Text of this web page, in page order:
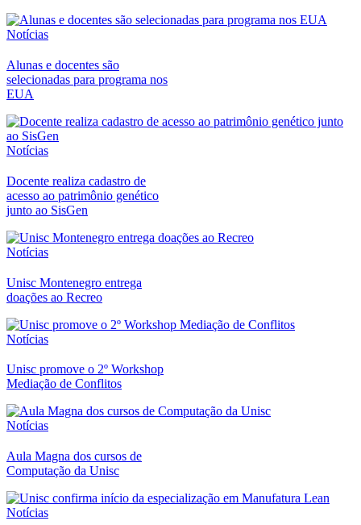
Notícias
Alunas e docentes são
selecionadas para programa nos
EUA
Notícias
Docente realiza cadastro de
acesso ao patrimônio genético
junto ao SisGen
Notícias
Unisc Montenegro entrega
doações ao Recreo
Notícias
Unisc promove o 2º Workshop
Mediação de Conflitos
Notícias
Aula Magna dos cursos de
Computação da Unisc
Notícias